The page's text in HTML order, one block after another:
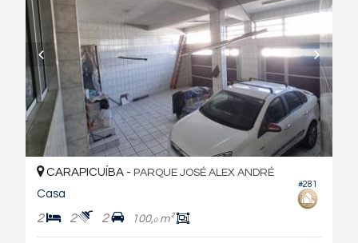
#281
CARAPICUÍBA - PARQUE JOSÉ ALEX ANDRÉ
Casa
2 2 2 100,0m²